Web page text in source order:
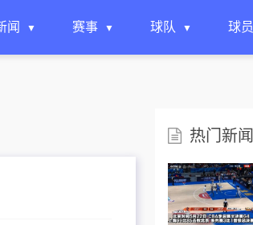
闻 赛事 球队 球员
热门新闻